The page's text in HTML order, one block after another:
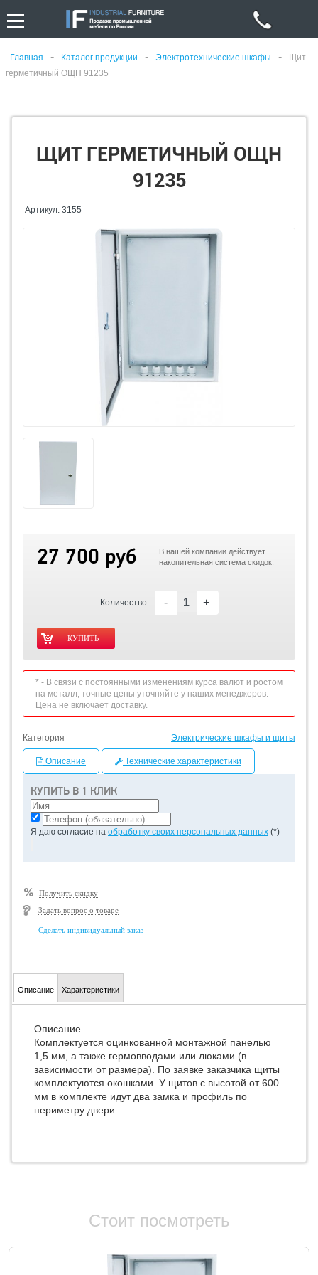
Главная - Каталог продукции - Электротехнические шкафы -
Щит
герметичный ОЩН 91235
ЩИТ ГЕРМЕТИЧНЫЙ ОЩН
91235
Артикул: 3155
КУПИТЬ В 1 КЛИК
Я даю согласие на обработку своих персональных данных (*)
Получить скидку
Задать вопрос о товаре
Сделать индивидуальный заказ
27 700 руб
В нашей компании действует
накопительная система скидок.
Количество: - +
* - В связи с постоянными изменениям курса валют и ростом
на металл, точные цены уточняйте у наших менеджеров.
Цена не включает доставку.
Категория Электрические шкафы и щиты
Описание Технические характеристики
Описание Характеристики
Описание
Комплектуется оцинкованной монтажной панелью
1,5 мм, а также гермовводами или люками (в
зависимости от размера). По заявке заказчика щиты
комплектуются окошками. У щитов с высотой от 600
мм в комплекте идут два замка и профиль по
периметру двери.
Стоит посмотреть